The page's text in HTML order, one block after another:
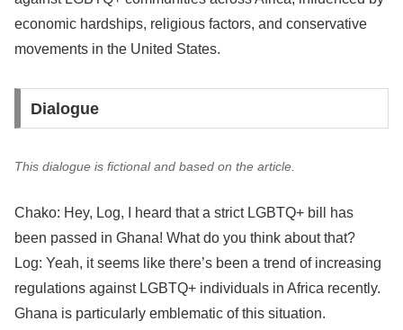
economic hardships, religious factors, and conservative
movements in the United States.
Dialogue
This dialogue is fictional and based on the article.
Chako: Hey, Log, I heard that a strict LGBTQ+ bill has
been passed in Ghana! What do you think about that?
Log: Yeah, it seems like there’s been a trend of increasing
regulations against LGBTQ+ individuals in Africa recently.
Ghana is particularly emblematic of this situation.